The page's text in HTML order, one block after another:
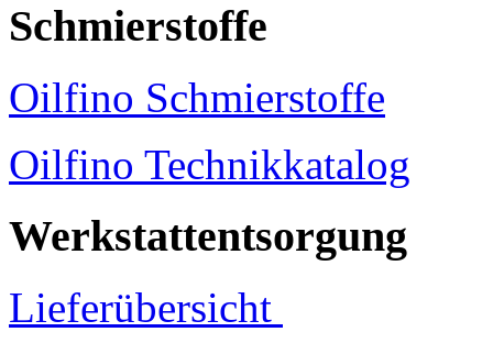
Schmierstoffe
Oilfino Schmierstoffe
Oilfino Technikkatalog
Werkstattentsorgung
Lieferübersicht